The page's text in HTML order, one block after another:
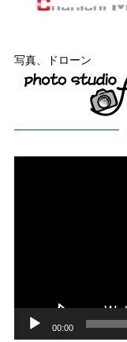
写真、ドローン
00:00